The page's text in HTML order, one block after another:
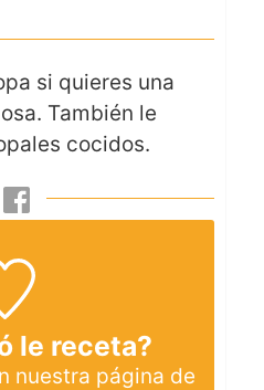
si quieres una
También le
cocidos.
le receta?
nuestra página de